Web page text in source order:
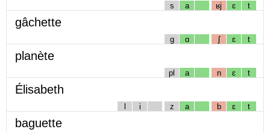
s a ʁj ɛ t
gâchette
g ɑ ʃ ɛ t
planète
pl a n ɛ t
Élisabeth
l i z a b ɛ t
baguette